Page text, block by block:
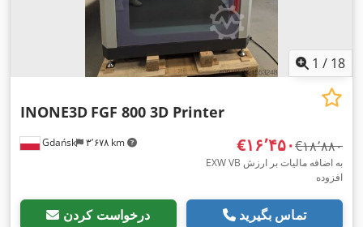
1 / 18
Gdańsk ۳٬۶۷۸ km
INONE3D FGF 800 3D Printer
‎€۱۶٬۴۵۰ ‎€۱۸٬۸۸۰
EXW VB به اضافه مالیات بر ارزش
افزوده
درخواست کردن تماس بگیرید